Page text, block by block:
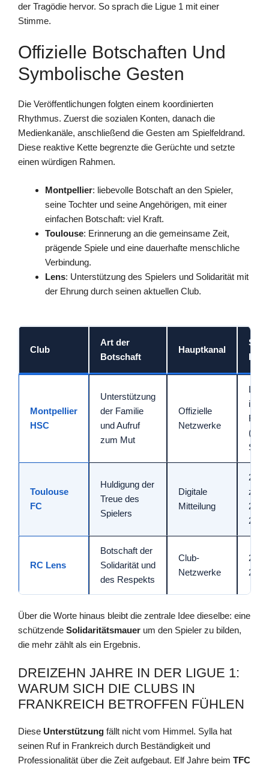
der Tragödie hervor. So sprach die Ligue 1 mit einer
Stimme.
Offizielle Botschaften Und
Symbolische Gesten
Die Veröffentlichungen folgten einem koordinierten
Rhythmus. Zuerst die sozialen Konten, danach die
Medienkanäle, anschließend die Gesten am Spielfeldrand.
Diese reaktive Kette begrenzte die Gerüchte und setzte
einen würdigen Rahmen.
Montpellier: liebevolle Botschaft an den Spieler,
seine Tochter und seine Angehörigen, mit einer
einfachen Botschaft: viel Kraft.
Toulouse: Erinnerung an die gemeinsame Zeit,
prägende Spiele und eine dauerhafte menschliche
Verbindung.
Lens: Unterstützung des Spielers und Solidarität mit
der Ehrung durch seinen aktuellen Club.
Club
Art der
Botschaft
Hauptkanal
Montpellier
HSC
Unterstützung
der Familie
und Aufruf
zum Mut
Offizielle
Netzwerke
in
Toulouse
FC
Huldigung der
Treue des
Spielers
Digitale
Mitteilung
211
2023
RC Lens
Botschaft der
Solidarität und
des Respekts
Club-
Netzwerke
21
Über die Worte hinaus bleibt die zentrale Idee dieselbe: eine
schützende Solidaritätsmauer um den Spieler zu bilden,
die mehr zählt als ein Ergebnis.
DREIZEHN JAHRE IN DER LIGUE 1:
WARUM SICH DIE CLUBS IN
FRANKREICH BETROFFEN FÜHLEN
Diese Unterstützung fällt nicht vom Himmel. Sylla hat
seinen Ruf in Frankreich durch Beständigkeit und
Professionalität über die Zeit aufgebaut. Elf Jahre beim TFC